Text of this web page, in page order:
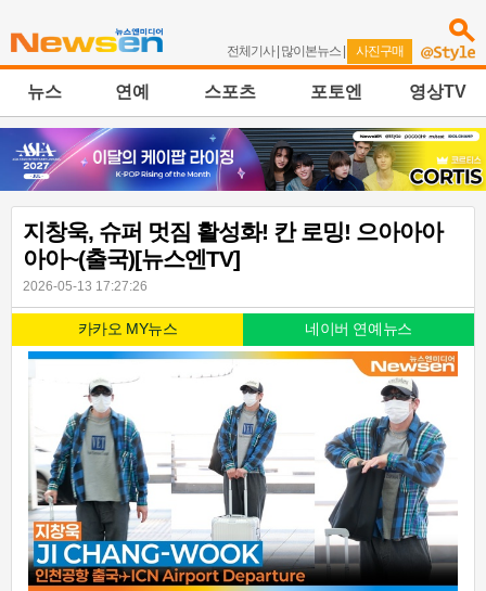
전체기사| 많이본뉴스 | 사진구매
뉴스 연예 스포츠 포토엔 영상TV
지창욱, 슈퍼 멋짐 활성화! 칸 로밍! 으아아아
아아~(출국)[뉴스엔TV]
2026-05-13 17:27:26
카카오 MY뉴스 네이버 연예뉴스